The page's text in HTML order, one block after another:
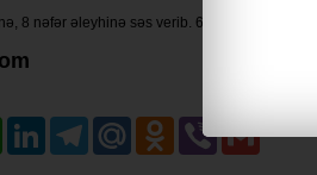
8 nəfər əleyhinə səs verib. 6 nəfər bitərəf qalıb.
WhatsAppLinkedInTelegramMail.Ru Odnoklassniki